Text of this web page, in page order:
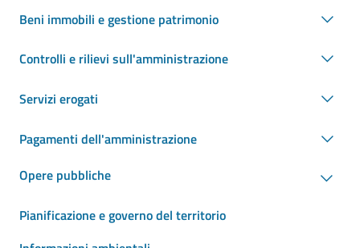
Beni immobili e gestione patrimonio
Controlli e rilievi sull'amministrazione
Servizi erogati
Pagamenti dell'amministrazione
Opere pubbliche
Pianificazione e governo del territorio